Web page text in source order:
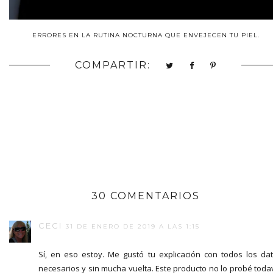
ERRORES EN LA RUTINA NOCTURNA QUE ENVEJECEN TU PIEL.
COMPARTIR:
30 COMENTARIOS
CECI 31 DE ENERO DE 2019 A LAS 1:15
Sí, en eso estoy. Me gustó tu explicación con todos los
necesarios y sin mucha vuelta. Este producto no lo probé